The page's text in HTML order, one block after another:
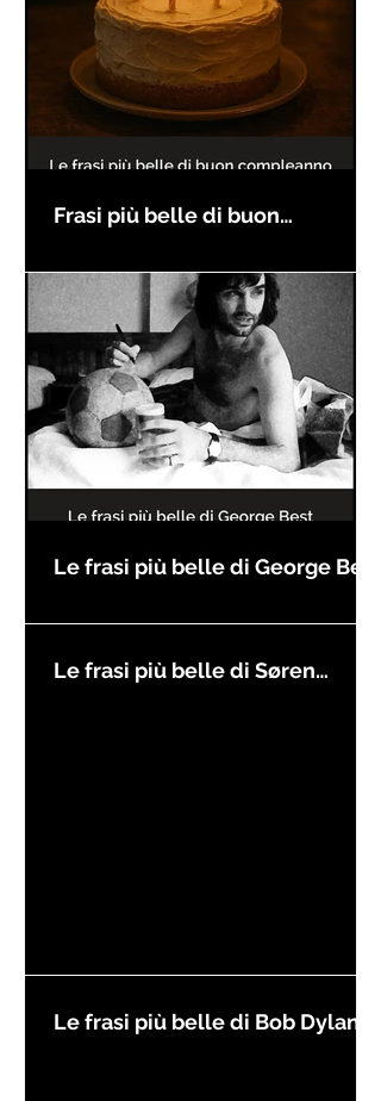
Frasi più belle di buon
Le frasi più belle di George Best
Le frasi più belle di Søren
Le frasi più belle di Bob Dylan